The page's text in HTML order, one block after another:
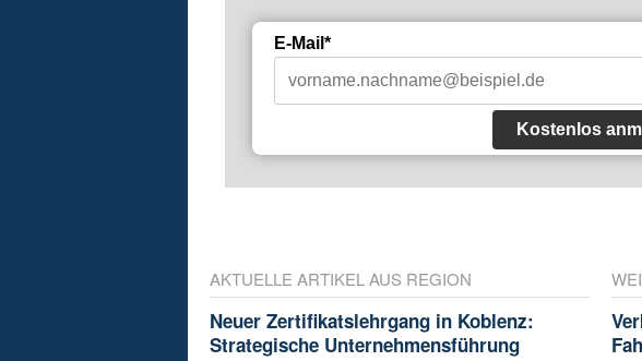
E-Mail*
Kostenlos
AKTUELLE ARTIKEL AUS REGION
Neuer Zertifikatslehrgang in Koblenz:
Strategische Unternehmensführung